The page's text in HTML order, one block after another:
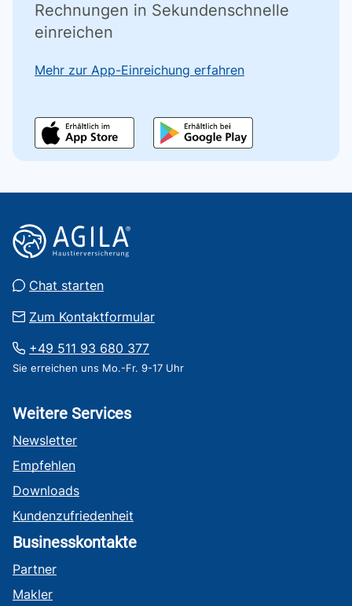
Rechnungen in Sekundenschnelle
einreichen
Mehr zur App-Einreichung erfahren